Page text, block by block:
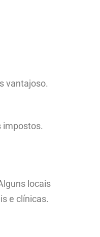
vantajoso.
impostos.
locais
e clínicas.